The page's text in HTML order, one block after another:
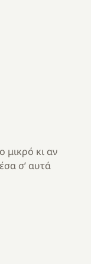
μικρό κι αν
σ’ αυτά